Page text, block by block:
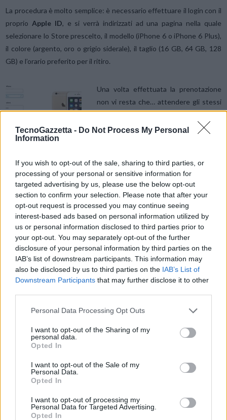
TecnoGazzetta - Do Not Process My Personal
Information
If you wish to opt-out of the sale, sharing to third parties, or
processing of your personal or sensitive information for
targeted advertising by us, please use the below opt-out
section to confirm your selection. Please note that after your
opt-out request is processed you may continue seeing
interest-based ads based on personal information utilized by
us or personal information disclosed to third parties prior to
your opt-out. You may separately opt-out of the further
disclosure of your personal information by third parties on the
IAB’s list of downstream participants. This information may
also be disclosed by us to third parties on the IAB’s List of
Downstream Participants that may further disclose it to other
Personal Data Processing Opt Outs
I want to opt-out of the Sharing of my
personal data.
Opted In
I want to opt-out of the Sale of my
Personal Data.
Opted In
I want to opt-out of processing my
Personal Data for Targeted Advertising.
Opted In
La procedura è molto semplice: è necessario effettuare il login con il
proprio Apple ID, e si verrà indirizzati ad una pagina nella quale
selezionare lo Store prescelto, il modello (iPhone 6 o iPhone 6 Plus),
il colore (argento, oro o grigio siderale), il taglio (16 GB, 64 GB, 128
GB) e l’orario preferito per il ritiro.
Una volta effettuata la prenotazione
non vi resta che… attendere gli stessi
tre giorni di prima, ma con un po’ più di
tranquillità.
venite a raccontarci quale modello
sceglierete nel
Forum di Mondo3 , in questo thread
dedicato a chi
“aspetta”:
iPhone 6. Quelli che aspettano (Mondo3 Forum)
Condividi questo articolo:
E-mail LinkedIn Facebook
Stampa Altro
Vuoi ricevere gli aggiornamenti delle news di TecnoGazzetta?
Inserisci nome ed indirizzo E-Mail: